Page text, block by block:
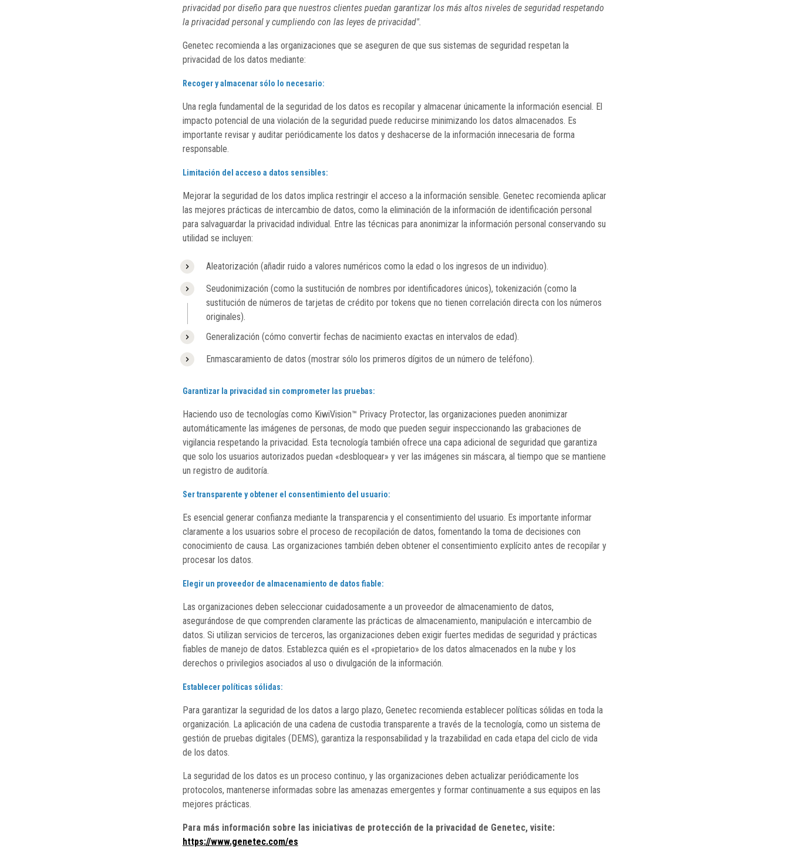
privacidad por diseño para que nuestros clientes puedan garantizar los más altos niveles de seguridad respetando
la privacidad personal y cumpliendo con las leyes de privacidad".
Genetec recomienda a las organizaciones que se aseguren de que sus sistemas de seguridad respetan la
privacidad de los datos mediante:
Recoger y almacenar sólo lo necesario:
Una regla fundamental de la seguridad de los datos es recopilar y almacenar únicamente la información esencial. El
impacto potencial de una violación de la seguridad puede reducirse minimizando los datos almacenados. Es
importante revisar y auditar periódicamente los datos y deshacerse de la información innecesaria de forma
responsable.
Limitación del acceso a datos sensibles:
Mejorar la seguridad de los datos implica restringir el acceso a la información sensible. Genetec recomienda aplicar
las mejores prácticas de intercambio de datos, como la eliminación de la información de identificación personal
para salvaguardar la privacidad individual. Entre las técnicas para anonimizar la información personal conservando su
utilidad se incluyen:
Aleatorización (añadir ruido a valores numéricos como la edad o los ingresos de un individuo).
Seudonimización (como la sustitución de nombres por identificadores únicos), tokenización (como la
sustitución de números de tarjetas de crédito por tokens que no tienen correlación directa con los números
originales).
Generalización (cómo convertir fechas de nacimiento exactas en intervalos de edad).
Enmascaramiento de datos (mostrar sólo los primeros dígitos de un número de teléfono).
Garantizar la privacidad sin comprometer las pruebas:
Haciendo uso de tecnologías como KiwiVision™ Privacy Protector, las organizaciones pueden anonimizar
automáticamente las imágenes de personas, de modo que pueden seguir inspeccionando las grabaciones de
vigilancia respetando la privacidad. Esta tecnología también ofrece una capa adicional de seguridad que garantiza
que solo los usuarios autorizados puedan «desbloquear» y ver las imágenes sin máscara, al tiempo que se mantiene
un registro de auditoría.
Ser transparente y obtener el consentimiento del usuario:
Es esencial generar confianza mediante la transparencia y el consentimiento del usuario. Es importante informar
claramente a los usuarios sobre el proceso de recopilación de datos, fomentando la toma de decisiones con
conocimiento de causa. Las organizaciones también deben obtener el consentimiento explícito antes de recopilar y
procesar los datos.
Elegir un proveedor de almacenamiento de datos fiable:
Las organizaciones deben seleccionar cuidadosamente a un proveedor de almacenamiento de datos,
asegurándose de que comprenden claramente las prácticas de almacenamiento, manipulación e intercambio de
datos. Si utilizan servicios de terceros, las organizaciones deben exigir fuertes medidas de seguridad y prácticas
fiables de manejo de datos. Establezca quién es el «propietario» de los datos almacenados en la nube y los
derechos o privilegios asociados al uso o divulgación de la información.
Establecer políticas sólidas:
Para garantizar la seguridad de los datos a largo plazo, Genetec recomienda establecer políticas sólidas en toda la
organización. La aplicación de una cadena de custodia transparente a través de la tecnología, como un sistema de
gestión de pruebas digitales (DEMS), garantiza la responsabilidad y la trazabilidad en cada etapa del ciclo de vida
de los datos.
La seguridad de los datos es un proceso continuo, y las organizaciones deben actualizar periódicamente los
protocolos, mantenerse informadas sobre las amenazas emergentes y formar continuamente a sus equipos en las
mejores prácticas.
Para más información sobre las iniciativas de protección de la privacidad de Genetec, visite:
https://www.genetec.com/es